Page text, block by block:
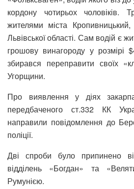
кордону чотирьох чоловіків.
жителями міста
Львівської області. Сам водій є
грошову винагороду у розмірі
збирався переправити своїх
Угорщини.
Про виявлення у діях
передбаченого ст.332 КК
направили повідомлення до
поліції.
Дві спроби було припинено
відділень «Богдан» та
Румунією.